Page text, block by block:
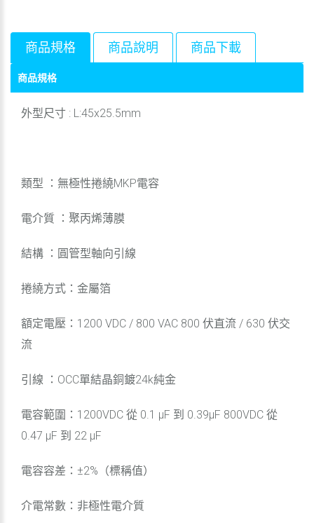
商品規格 商品說明 商品下載
商品規格
外型尺寸 : L:45x25.5mm
類型 ：無極性捲繞MKP電容
電介質 ：聚丙烯薄膜
結構 ：圓管型軸向引線
捲繞方式：金屬箔
額定電壓：1200 VDC / 800 VAC 800 伏直流 / 630 伏交
流
引線 ：OCC單結晶銅鍍24k純金
電容範圍：1200VDC 從 0.1 μF 到 0.39μF 800VDC 從
0.47 μF 到 22 μF
電容容差：±2%（標稱值）
介電常數：非極性電介質